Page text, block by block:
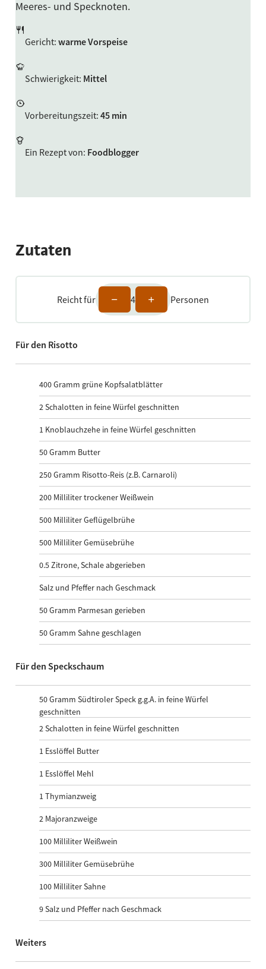
Meeres- und Specknoten.
Gericht: warme Vorspeise
Schwierigkeit: Mittel
Vorbereitungszeit: 45 min
Ein Rezept von: Foodblogger
Zutaten
Reicht für 4 Personen
Für den Risotto
400Gramm grüne Kopfsalatblätter
2 Schalotten in feine Würfel geschnitten
1 Knoblauchzehe in feine Würfel geschnitten
50Gramm Butter
250Gramm Risotto-Reis (z.B. Carnaroli)
200 Milliliter trockener Weißwein
500 Milliliter Geflügelbrühe
500 Milliliter Gemüsebrühe
0.5 Zitrone, Schale abgerieben
Salz und Pfeffer nach Geschmack
50Gramm Parmesan gerieben
50Gramm Sahne geschlagen
Für den Speckschaum
50Gramm Südtiroler Speck g.g.A. in feine Würfel
geschnitten
2 Schalotten in feine Würfel geschnitten
1 Esslöffel Butter
1 Esslöffel Mehl
1 Thymianzweig
2 Majoranzweige
100 Milliliter Weißwein
300 Milliliter Gemüsebrühe
100 Milliliter Sahne
9Salz und Pfeffer nach Geschmack
Weiters